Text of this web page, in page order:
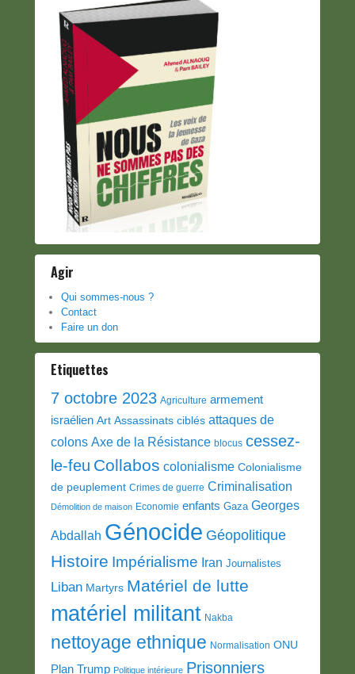
Agir
Qui sommes-nous ?
Contact
Faire un don
Etiquettes
7 octobre 2023 Agriculture armement
israélien Art Assassinats ciblés attaques de
colons Axe de la Résistance blocus cessez-
le-feu Collabos colonialisme Colonialisme
de peuplement Crimes de guerre Criminalisation
Démolition de maison Economie enfants Gaza Georges
Abdallah Génocide Géopolitique
Histoire Impérialisme Iran Journalistes
Liban Martyrs Matériel de lutte
matériel militant Nakba
nettoyage ethnique Normalisation ONU
Plan Trump Politique intérieure Prisonniers